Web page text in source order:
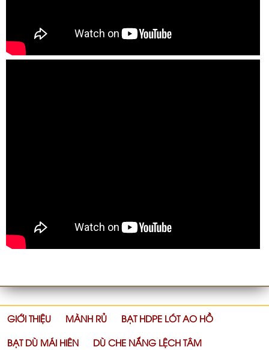
GIỚI THIỆU MÀNH RỦ
BẠT HDPE LÓT AO HỒ
BẠT DÙ MÁI HIÊN
DÙ CHE NẮNG LỆCH TÂM